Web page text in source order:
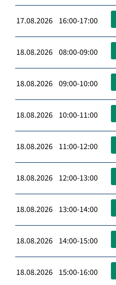
17.08.2026 16:00-17:00
18.08.2026 08:00-09:00
18.08.2026 09:00-10:00
18.08.2026 10:00-11:00
18.08.2026 11:00-12:00
18.08.2026 12:00-13:00
18.08.2026 13:00-14:00
18.08.2026 14:00-15:00
18.08.2026 15:00-16:00